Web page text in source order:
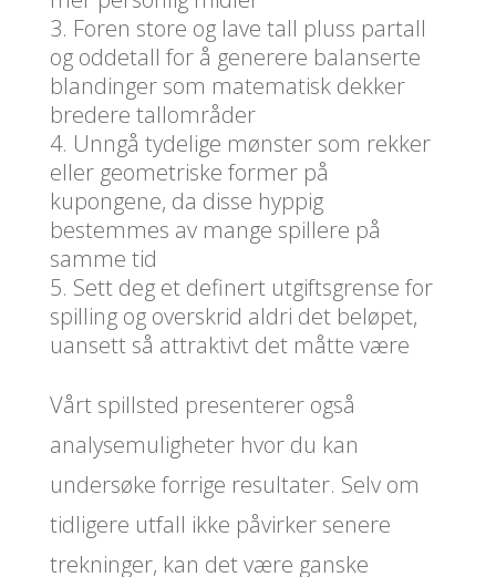
Foren store og lave tall pluss partall
og oddetall for å generere balanserte
blandinger som matematisk dekker
bredere tallområder
Unngå tydelige mønster som rekker
eller geometriske former på
kupongene, da disse hyppig
bestemmes av mange spillere på
samme tid
Sett deg et definert utgiftsgrense for
spilling og overskrid aldri det beløpet,
uansett så attraktivt det måtte være
Vårt spillsted presenterer også
analysemuligheter hvor du kan
undersøke forrige resultater. Selv om
tidligere utfall ikke påvirker senere
trekninger, kan det være ganske